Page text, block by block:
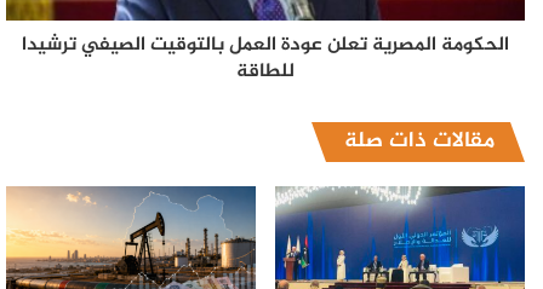
الحكومة المصرية تعلن عودة العمل بالتوقيت الصيفي ترشيدا
للطاقة
مقالات ذات صلة